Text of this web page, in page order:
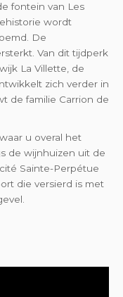
fontein van Les
wordt
De
Van dit tijdperk
La Villette, de
zich verder in
de familie Carrion de
u overal het
de wijnhuizen uit de
Sainte-Perpétue
die versierd is met